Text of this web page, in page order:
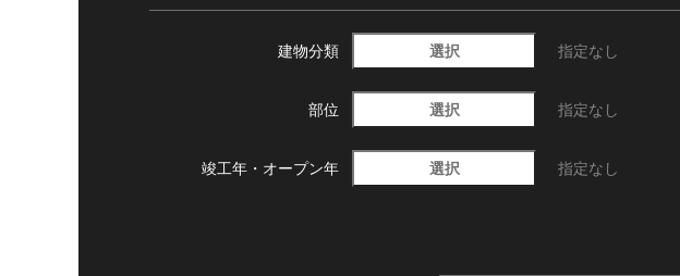
建物分類 選択 指定なし
部位 選択 指定なし
竣工年・ オープン年 選択 指定なし